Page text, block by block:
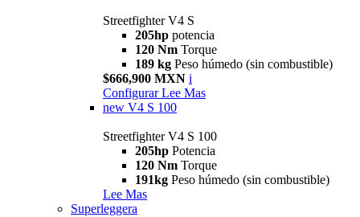
Streetfighter V4 S
205hp potencia
120 Nm Torque
189 kg Peso húmedo (sin combustible)
$666,900 MXN i
Configurar Lee Mas
new V4 S 100
Streetfighter V4 S 100
205hp Potencia
120 Nm Torque
191kg Peso húmedo (sin combustible)
Lee Mas
Superleggera